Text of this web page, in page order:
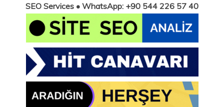
SEO Services • WhatsApp: +90 544 226 57 40